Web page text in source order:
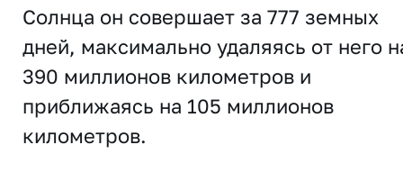
Солнца он совершает за 777 земных
дней, максимально удаляясь от него
390 миллионов километров и
приближаясь на 105 миллионов
километров.